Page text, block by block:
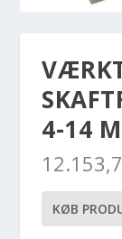
4-14
KØB